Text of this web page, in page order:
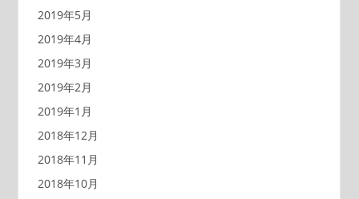
2019年5月
2019年4月
2019年3月
2019年2月
2019年1月
2018年12月
2018年11月
2018年10月